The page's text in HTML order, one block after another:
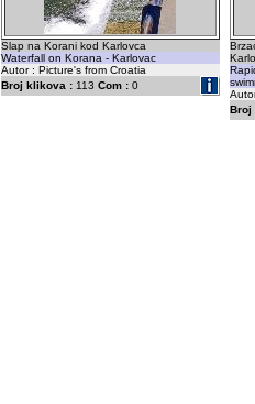
Slap na Korani kod Karlovca
Waterfall on Korana - Karlovac
Autor : Picture's from Croatia
Broj klikova :113 Com :0
Broj